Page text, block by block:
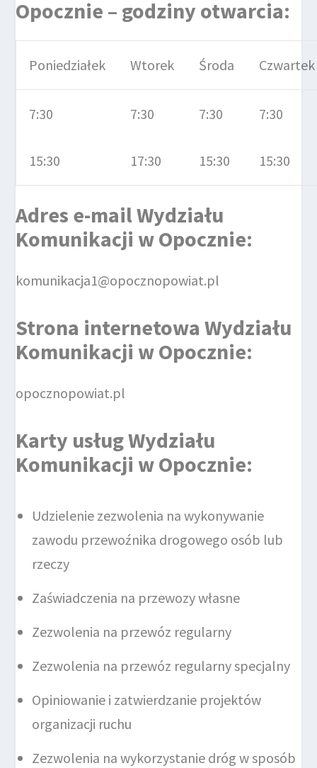
Opocznie – godziny otwarcia:
Poniedziałek Wtorek Środa Czwartek
7:30
15:30
7:30
17:30
7:30
15:30
7:30
15:30
Adres e-mailWydziału
Komunikacji w Opocznie:
komunikacja1@opocznopowiat.pl
Strona internetowaWydziału
Komunikacji w Opocznie:
opocznopowiat.pl
Karty usług Wydziału
Komunikacji w Opocznie:
Udzielenie zezwolenia na wykonywanie
zawodu przewoźnika drogowego osób lub
rzeczy
Zaświadczenia na przewozy własne
Zezwolenia na przewóz regularny
Zezwolenia na przewóz regularny specjalny
Opiniowanie i zatwierdzanie projektów
organizacji ruchu
Zezwolenia na wykorzystanie dróg w sposób